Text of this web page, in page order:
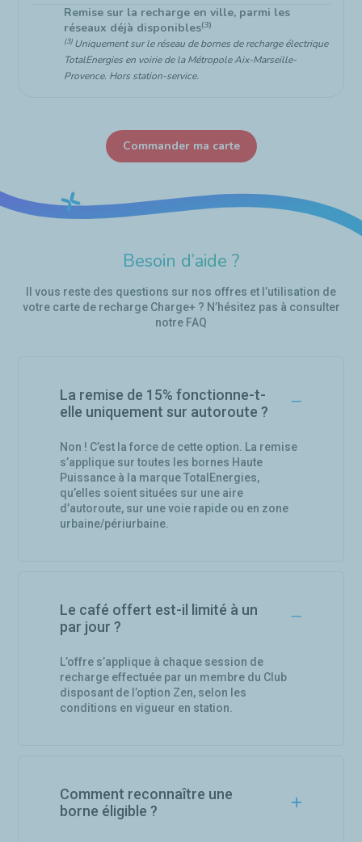
Remise sur la recharge en ville, parmi les
réseaux déjà disponibles(3)
(3) Uniquement sur le réseau de bornes de recharge électrique
TotalEnergies en voirie de la Métropole Aix-Marseille-
Provence. Hors station-service.
Commander ma carte
Besoin d’aide ?
Il vous reste des questions sur nos offres et l’utilisation de
votre carte de recharge Charge+ ? N’hésitez pas à consulter
notre FAQ
La remise de 15% fonctionne-t-
elle uniquement sur autoroute ?
Non ! C’est la force de cette option. La remise
s’applique sur toutes les bornes Haute
Puissance à la marque TotalEnergies,
qu’elles soient situées sur une aire
d’autoroute, sur une voie rapide ou en zone
urbaine/périurbaine.
Le café offert est-il limité à un
par jour ?
L’offre s’applique à chaque session de
recharge effectuée par un membre du Club
disposant de l’option Zen, selon les
conditions en vigueur en station.
Comment reconnaître une
borne éligible ?